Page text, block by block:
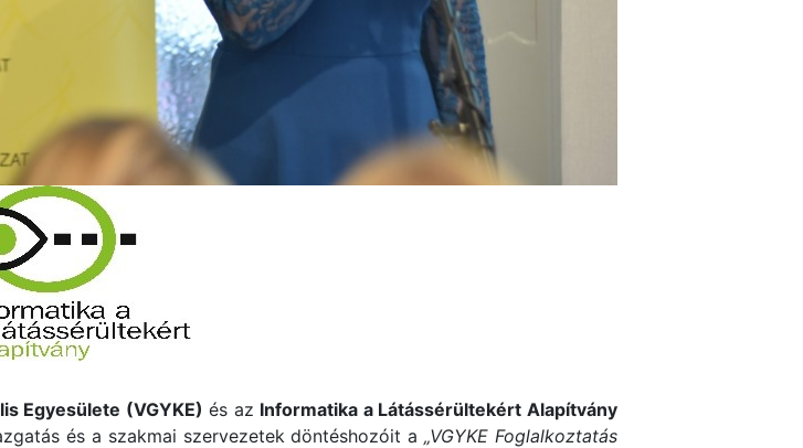
Egyesülete (VGYKE) és az Informatika a Látássérültekért Alapítvány
és a szakmai szervezetek döntéshozóit a„VGYKE Foglalkoztatás